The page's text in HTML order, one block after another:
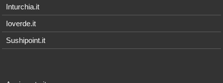
Inturchia.it
Ioverde.it
Sushipoint.it